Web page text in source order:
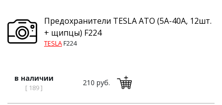
Предохранители TESLA ATO (5А-40А, 12шт.
+ щипцы) F224
TESLAF224
в наличии
[ 189 ]
210 руб.